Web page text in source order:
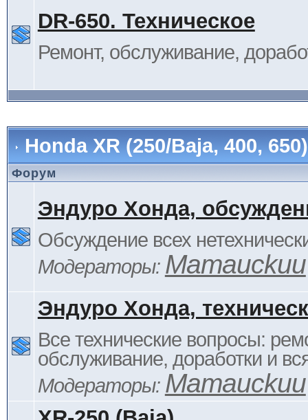
DR-650. Техническое
Ремонт, обслуживание,
Honda XR (250/Baja, 400,
Форум
Эндуро Хонда,
Обсуждение всех
Модераторы: Mamauckuu
Эндуро Хонда,
Все технические вопросы:
обслуживание, доработки и
Модераторы: Mamauckuu